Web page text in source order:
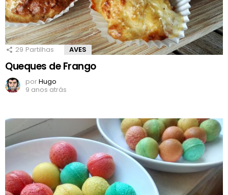
29 Partilhas AVES
Queques de Frango
porHugo
9 anos atrás